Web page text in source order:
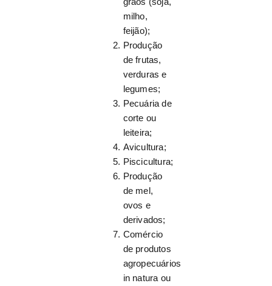
milho,
feijão);
Produção
de frutas,
verduras e
legumes;
Pecuária de
corte ou
leiteira;
Avicultura;
Piscicultura;
Produção
de mel,
ovos e
derivados;
Comércio
de produtos
agropecuários
in natura ou